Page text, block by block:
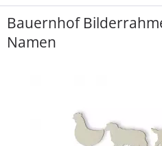
Bauernhof
Namen